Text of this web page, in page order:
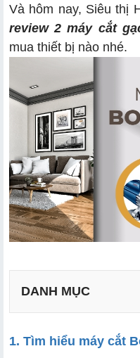
Và hôm nay, Siêu thị
review 2 máy cắt
mua thiết bị nào nhé.
DANH MỤC
1. Tìm hiểu máy cắt